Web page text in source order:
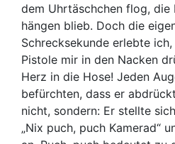
dem Uhrtäschchen flog, die
hängen blieb. Doch die
Schrecksekunde erlebte
Pistole mir in den Nacken
Herz in die Hose! Jeden
befürchten, dass er
nicht, sondern: Er stellte
„Nix puch, puch Kamerad“